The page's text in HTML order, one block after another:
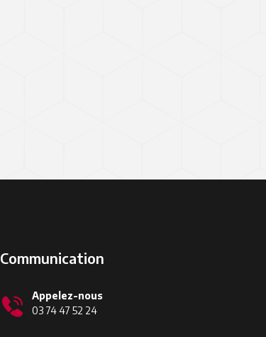
Communication
Appelez-nous
03 74 47 52 24